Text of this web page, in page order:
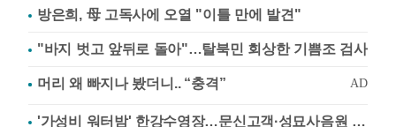
방은희, 母 고독사에 오열 "이틀 만에 발견"
"바지 벗고 앞뒤로 돌아"…탈북민 회상한 기쁨조 검사
'가성비 워터밤' 한강수영장…문신고객·성묘사음원 민원